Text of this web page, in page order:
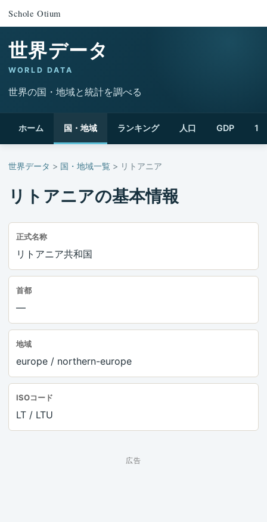
Schole Otium
世界データ
WORLD DATA
世界の国・地域と統計を調べる
ホーム 国・地域 ランキング 人口 GDP 1
世界データ > 国・地域一覧 > リトアニア
リトアニアの基本情報
正式名称
リトアニア共和国
首都
—
地域
europe / northern-europe
ISOコード
LT / LTU
広告